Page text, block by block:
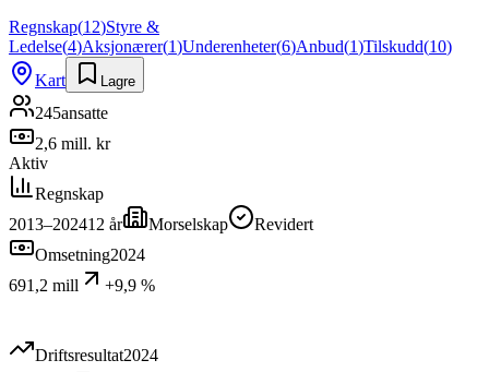
Regnskap(12)Styre &
Ledelse(4)Aksjonærer(1)Underenheter(6)Anbud(1)Tilskudd(10)
Kart
Lagre
245ansatte
2,6 mill. kr
Aktiv
Regnskap
2013–202412 år Morselskap
Revidert
Omsetning2024
691,2 mill
+9,9 %
Driftsresultat2024